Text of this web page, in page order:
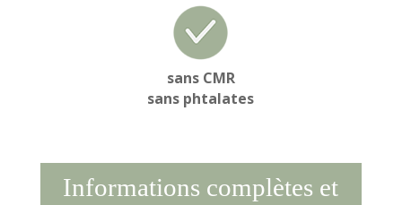
sans CMR
sans phtalates
Informations complètes et